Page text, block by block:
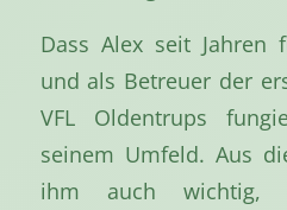
Dass Alex seit
und als Betreuer der
VFL Oldentrups
seinem Umfeld. Aus
ihm auch wichtig,